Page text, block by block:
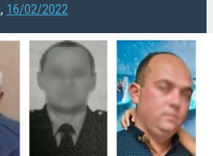
, 16/02/2022